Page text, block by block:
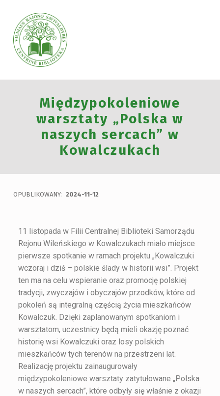
VILNIAUS RAJONO SAVIVALDYBĖS CENTRINĖ BIBLIOTEKA
VILNIAUS RAJONO SAVIVALDYBĖS CENTRINĖ BIBLIOTEKA KVIEČIA VISUS PRISIJUNGTI PRIE VISUOTINĖS PILIETINĖS INICIATYVOS „ATMINTIS GYVA, NES LIUDIJA“ IR UŽDEGTI ATMINIMO.
Międzypokoleniowe
warsztaty „Polska w
naszych sercach” w
Kowalczukach
OPUBLIKOWANY: 2024-11-12
11 listopada w Filii Centralnej Biblioteki Samorządu
Rejonu Wileńskiego w Kowalczukach miało miejsce
pierwsze spotkanie w ramach projektu „Kowalczuki
wczoraj i dziś – polskie ślady w historii wsi”. Projekt
ten ma na celu wspieranie oraz promocję polskiej
tradycji, zwyczajów i obyczajów przodków, które od
pokoleń są integralną częścią życia mieszkańców
Kowalczuk. Dzięki zaplanowanym spotkaniom i
warsztatom, uczestnicy będą mieli okazję poznać
historię wsi Kowalczuki oraz losy polskich
mieszkańców tych terenów na przestrzeni lat.
Realizację projektu zainaugurowały
międzypokoleniowe warsztaty zatytułowane „Polska
w naszych sercach”, które odbyły się właśnie z okazji